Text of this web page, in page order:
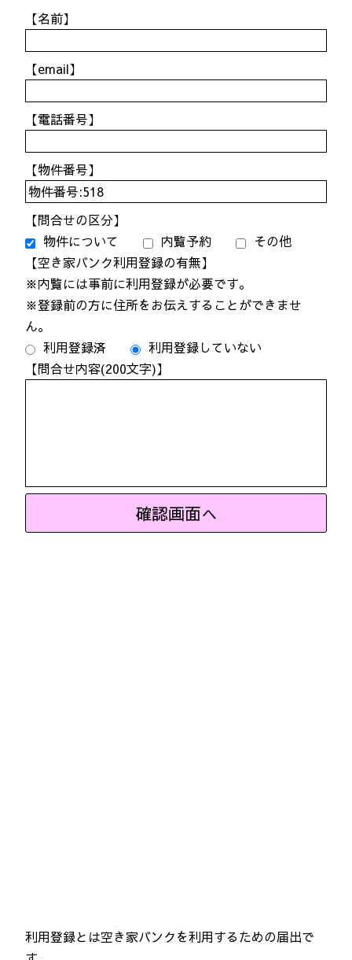
【名前】
【email】
【電話番号】
【物件番号】
【問合せの区分】
物件について
内覧予約
その他
【空き家バンク利用登録の有無】
※内覧には事前に利用登録が必要です。
※登録前の方に住所をお伝えすることができませ
ん。
利用登録済
利用登録していない
【問合せ内容(200文字)】
利用登録とは空き家バンクを利用するための届出で